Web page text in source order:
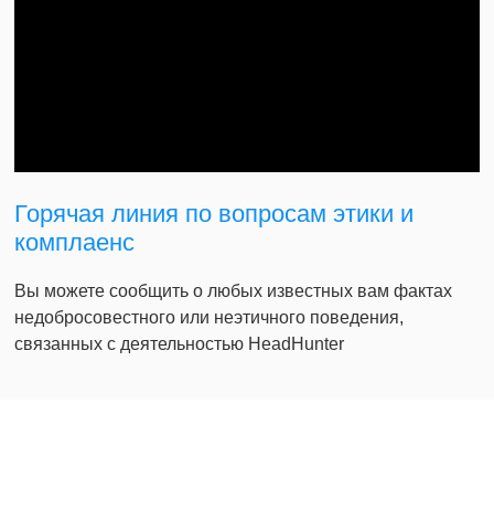
Горячая линия по вопросам этики и
комплаенс
Вы можете сообщить о любых известных вам фактах
недобросовестного или неэтичного поведения,
связанных с деятельностью HeadHunter